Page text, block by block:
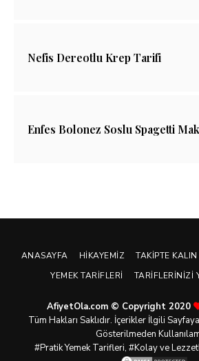
Nefis Dereotlu Krep Tarifi
Enfes Bolonez Soslu Spagetti
ANASAYFA HIKAYEMIZ TAKIPTE KALIN
YEMEK TARIFLERI
TARIFLERINIZI
AfiyetOla.com © Copyright 2020
Tüm Hakları Saklıdır. İçerikler İlgili
Gösterilmeden
#PratikYemek Tarifleri, #Kolay ve